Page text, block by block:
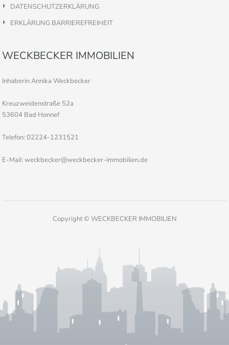
DATENSCHUTZERKLÄRUNG
ERKLÄRUNG BARRIEREFREIHEIT
WECKBECKER IMMOBILIEN
Inhaberin Annika Weckbecker
Kreuzweidenstraße 52a
53604 Bad Honnef
Telefon: 02224-1231521
E-Mail: weckbecker@weckbecker-immobilien.de
Copyright © WECKBECKER IMMOBILIEN